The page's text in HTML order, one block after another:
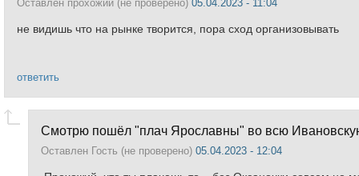
Оставлен прохожий (не проверено) 05.04.2023 - 11:04
не видишь что на рынке творится, пора сход организовывать
ответить
Смотрю пошёл "плач Ярославны" во всю
Оставлен Гость (не проверено) 05.04.2023 - 12:04